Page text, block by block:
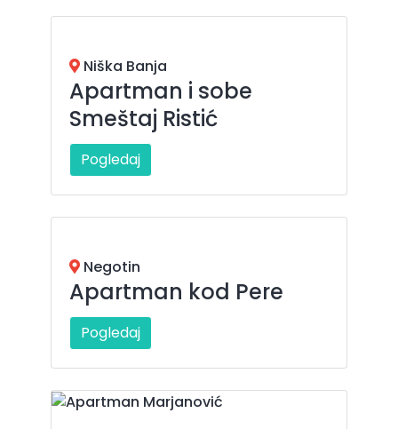
Niška Banja
Apartman i sobe
Smeštaj Ristić
Pogledaj
Negotin
Apartman kod Pere
Pogledaj